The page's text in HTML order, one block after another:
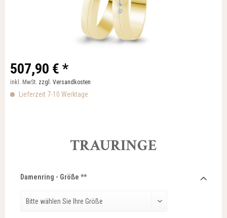
507,90 € *
inkl. MwSt. zzgl. Versandkosten
Lieferzeit 7-10 Werktage
TRAURINGE
Damenring - Größe **